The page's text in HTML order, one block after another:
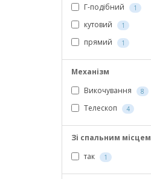
Г-подібний
1
кутовий 1
прямий 1
Механізм
Викочування
8
Телескоп 4
Зі спальним місцем
так
1